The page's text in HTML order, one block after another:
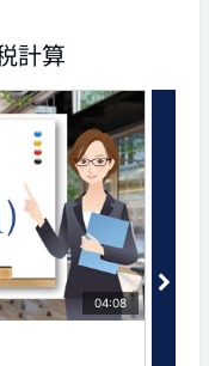
ら学ぶ相続税計算
計算
04:08